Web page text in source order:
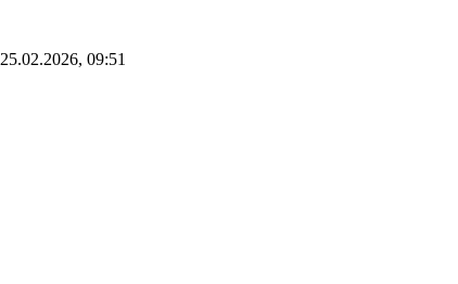
25.02.2026, 09:51